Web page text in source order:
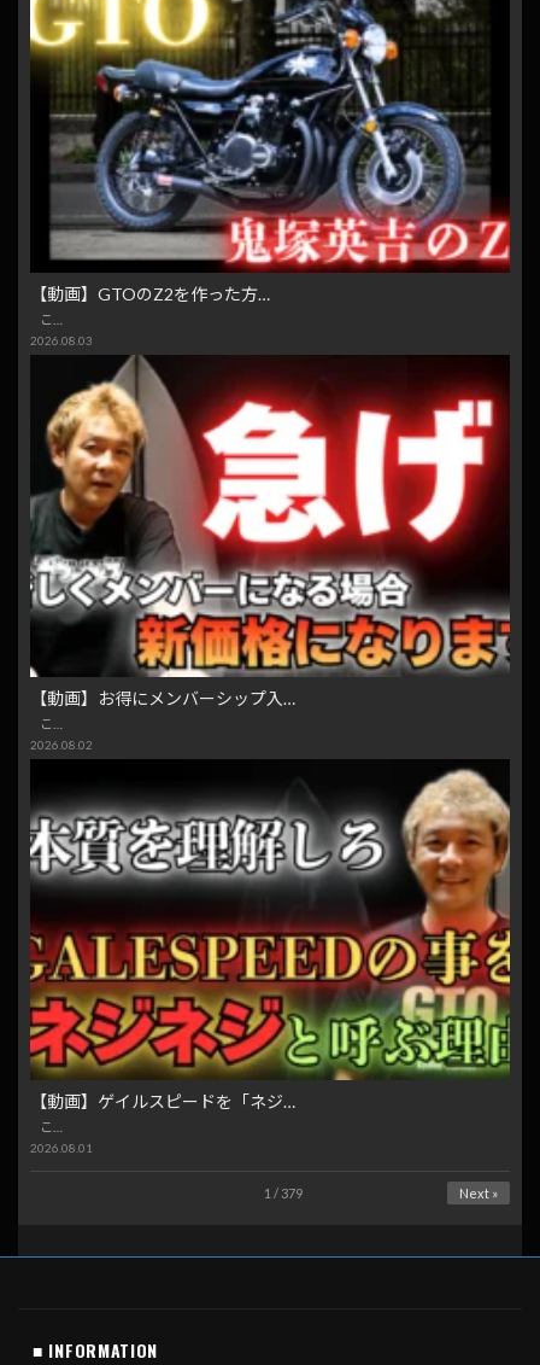
【動画】GTOのZ2を作った方…
こ…
2026.08.03
【動画】お得にメンバーシップ入…
こ…
2026.08.02
【動画】ゲイルスピードを「ネジ…
こ…
2026.08.01
1 / 379 Next »
■ INFORMATION